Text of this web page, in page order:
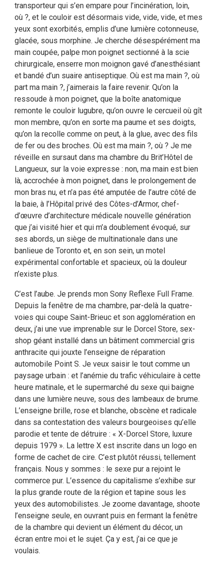
transporteur qui s’en empare pour l’incinération, loin,
où ?, et le couloir est désormais vide, vide, vide, et mes
yeux sont exorbités, emplis d’une lumière cotonneuse,
glacée, sous morphine. Je cherche désespérément ma
main coupée, palpe mon poignet sectionné à la scie
chirurgicale, enserre mon moignon gavé d’anesthésiant
et bandé d’un suaire antiseptique. Où est ma main ?, où
part ma main ?, j’aimerais la faire revenir. Qu’on la
ressoude à mon poignet, que la boîte anatomique
remonte le couloir lugubre, qu’on ouvre le cercueil où gît
mon membre, qu’on en sorte ma paume et ses doigts,
qu’on la recolle comme on peut, à la glue, avec des fils
de fer ou des broches. Où est ma main ?, où ? Je me
réveille en sursaut dans ma chambre du Brit’Hôtel de
Langueux, sur la voie expresse : non, ma main est bien
là, accrochée à mon poignet, dans le prolongement de
mon bras nu, et n’a pas été amputée de l’autre côté de
la baie, à l’Hôpital privé des Côtes-d’Armor, chef-
d’œuvre d’architecture médicale nouvelle génération
que j’ai visité hier et qui m’a doublement évoqué, sur
ses abords, un siège de multinationale dans une
banlieue de Toronto et, en son sein, un motel
expérimental confortable et spacieux, où la douleur
n’existe plus.
C’est l’aube. Je prends mon Sony Reflexe Full Frame.
Depuis la fenêtre de ma chambre, par-delà la quatre-
voies qui coupe Saint-Brieuc et son agglomération en
deux, j’ai une vue imprenable sur le Dorcel Store, sex-
shop géant installé dans un bâtiment commercial gris
anthracite qui jouxte l’enseigne de réparation
automobile Point S. Je veux saisir le tout comme un
paysage urbain : et l’anémie du trafic véhiculaire à cette
heure matinale, et le supermarché du sexe qui baigne
dans une lumière neuve, sous des lambeaux de brume.
L’enseigne brille, rose et blanche, obscène et radicale
dans sa contestation des valeurs bourgeoises qu’elle
parodie et tente de détruire : « X-Dorcel Store, luxure
depuis 1979 ». La lettre X est inscrite dans un logo en
forme de cachet de cire. C’est plutôt réussi, tellement
français. Nous y sommes : le sexe pur a rejoint le
commerce pur. L’essence du capitalisme s’exhibe sur
la plus grande route de la région et tapine sous les
yeux des automobilistes. Je zoome davantage, shoote
l’enseigne seule, en ouvrant puis en fermant la fenêtre
de la chambre qui devient un élément du décor, un
écran entre moi et le sujet. Ça y est, j’ai ce que je
voulais.